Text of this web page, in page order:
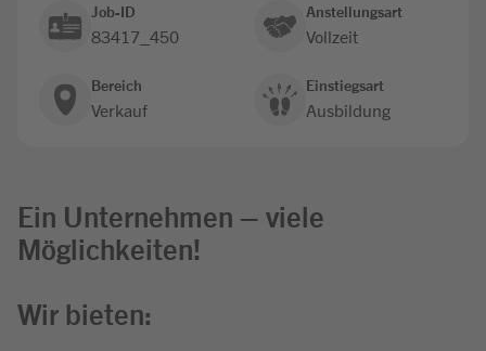
Job-ID
83417_450
Anstellungsart
Vollzeit
Bereich
Verkauf
Einstiegsart
Ausbildung
Ein Unternehmen – viele
Möglichkeiten!
Wir bieten: